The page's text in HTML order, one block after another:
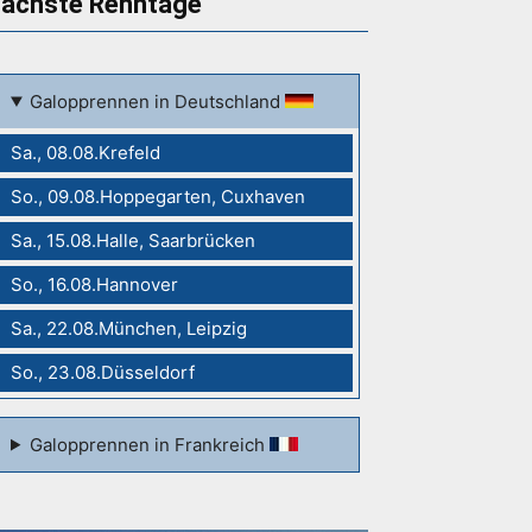
Galopprennen in Deutschland
Sa., 08.08.Krefeld
So., 09.08.Hoppegarten, Cuxhaven
Sa., 15.08.Halle, Saarbrücken
So., 16.08.Hannover
Sa., 22.08.München, Leipzig
So., 23.08.Düsseldorf
Galopprennen in Frankreich